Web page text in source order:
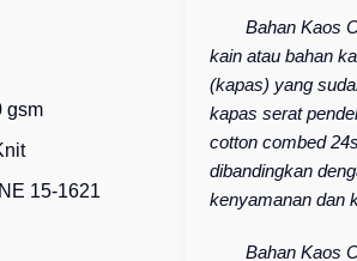
gsm
15-1621
Bahan Kaos
kain atau bahan
(kapas) yang
kapas serat
cotton combed
dibandingkan
kenyamanan dan
Bahan Kaos